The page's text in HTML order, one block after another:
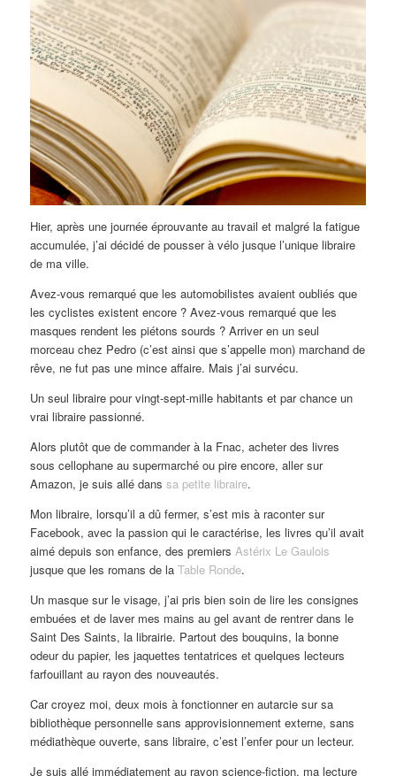
Hier, après une journée éprouvante au travail et malgré la fatigue
accumulée, j’ai décidé de pousser à vélo jusque l’unique libraire
de ma ville.
Avez-vous remarqué que les automobilistes avaient oubliés que
les cyclistes existent encore ? Avez-vous remarqué que les
masques rendent les piétons sourds ? Arriver en un seul
morceau chez Pedro (c’est ainsi que s’appelle mon) marchand de
rêve, ne fut pas une mince affaire. Mais j’ai survécu.
Un seul libraire pour vingt-sept-mille habitants et par chance un
vrai libraire passionné.
Alors plutôt que de commander à la Fnac, acheter des livres
sous cellophane au supermarché ou pire encore, aller sur
Amazon, je suis allé danssa petite libraire.
Mon libraire, lorsqu’il a dû fermer, s’est mis à raconter sur
Facebook, avec la passion qui le caractérise, les livres qu’il avait
aimé depuis son enfance, des premiersAstérix Le Gaulois
jusque que les romans de laTable Ronde.
Un masque sur le visage, j’ai pris bien soin de lire les consignes
embuées et de laver mes mains au gel avant de rentrer dans le
Saint Des Saints, la librairie. Partout des bouquins, la bonne
odeur du papier, les jaquettes tentatrices et quelques lecteurs
farfouillant au rayon des nouveautés.
Car croyez moi, deux mois à fonctionner en autarcie sur sa
bibliothèque personnelle sans approvisionnement externe, sans
médiathèque ouverte, sans libraire, c’est l’enfer pour un lecteur.
Je suis allé immédiatement au rayon science-fiction, ma lecture